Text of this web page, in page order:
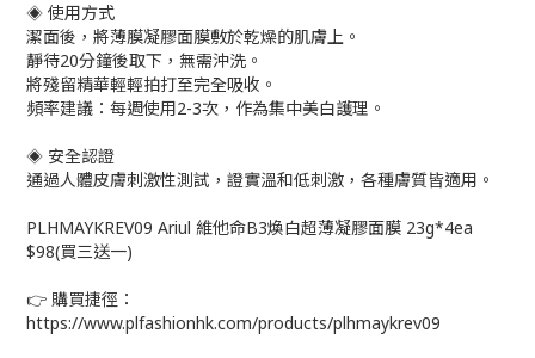
◈ 使用方式
潔面後，將薄膜凝膠面膜敷於乾燥的肌膚上。
靜待20分鐘後取下，無需沖洗。
將殘留精華輕輕拍打至完全吸收。
頻率建議：每週使用2-3次，作為集中美白護理。
◈ 安全認證
通過人體皮膚刺激性測試，證實溫和低刺激，各種膚質皆適用。
PLHMAYKREV09 Ariul 維他命B3煥白超薄凝膠面膜 23g*4ea
$98(買三送一)
👉 購買捷徑：
https://www.plfashionhk.com/products/plhmaykrev09